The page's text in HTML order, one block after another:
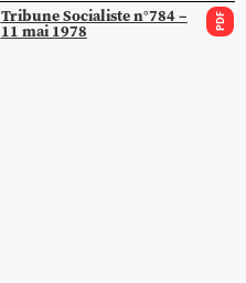
Tribune Socialiste n°784 –
11 mai 1978 PDF